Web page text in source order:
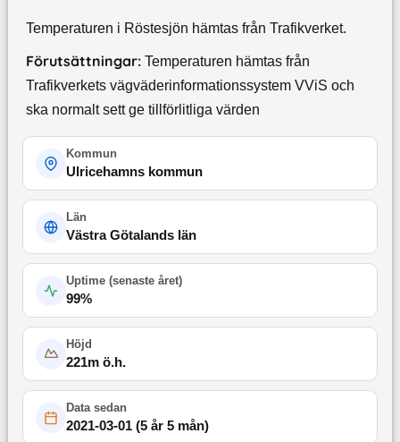
Temperaturen i Röstesjön hämtas från Trafikverket.
Förutsättningar: Temperaturen hämtas från
Trafikverkets vägväderinformationssystem VViS och
ska normalt sett ge tillförlitliga värden
Kommun
Ulricehamns kommun
Län
Västra Götalands län
Uptime (senaste året)
99%
Höjd
221m ö.h.
Data sedan
2021-03-01(5 år 5 mån)